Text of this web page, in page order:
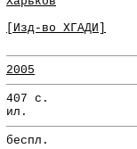
[Изд-во ХГАДИ]
2005
407 с.
ил.
беспл.